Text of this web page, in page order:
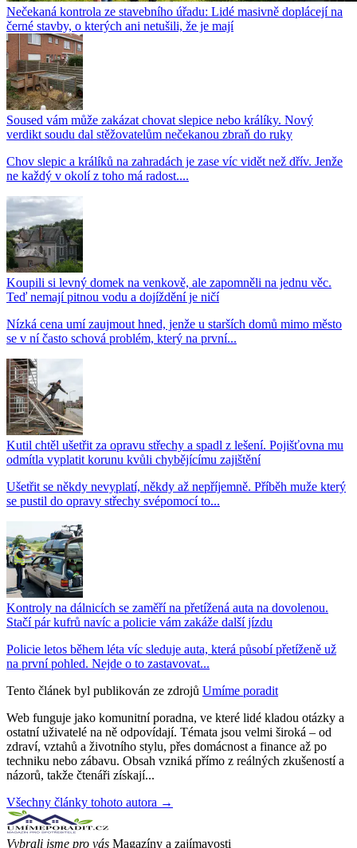
Nečekaná kontrola ze stavebního úřadu: Lidé masivně doplácejí na
černé stavby, o kterých ani netušili, že je mají
Soused vám může zakázat chovat slepice nebo králíky. Nový
verdikt soudu dal stěžovatelům nečekanou zbraň do ruky
Chov slepic a králíků na zahradách je zase víc vidět než dřív. Jenže
ne každý v okolí z toho má radost....
Koupili si levný domek na venkově, ale zapomněli na jednu věc.
Teď nemají pitnou vodu a dojíždění je ničí
Nízká cena umí zaujmout hned, jenže u starších domů mimo město
se v ní často schová problém, který na první...
Kutil chtěl ušetřit za opravu střechy a spadl z lešení. Pojišťovna mu
odmítla vyplatit korunu kvůli chybějícímu zajištění
Ušetřit se někdy nevyplatí, někdy až nepříjemně. Příběh muže který
se pustil do opravy střechy svépomocí to...
Kontroly na dálnicích se zaměří na přetížená auta na dovolenou.
Stačí pár kufrů navíc a policie vám zakáže další jízdu
Policie letos během léta víc sleduje auta, která působí přetíženě už
na první pohled. Nejde o to zastavovat...
Tento článek byl publikován ze zdrojů Umíme poradit
Web funguje jako komunitní poradna, ve které lidé kladou otázky a
ostatní uživatelé na ně odpovídají. Témata jsou velmi široká – od
zdraví, vztahů a životního stylu, přes domácnost a finance až po
techniku nebo zábavu. Obsah vzniká přímo z reálných zkušeností a
názorů, takže čtenáři získají...
Všechny články tohoto autora →
Vybrali jsme pro vás Magazíny a zajímavosti